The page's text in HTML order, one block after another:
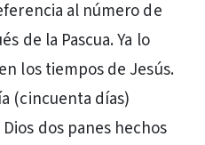
al número de
de la Pascua. Ya lo
los tiempos de Jesús.
(cincuenta días)
dos panes hechos